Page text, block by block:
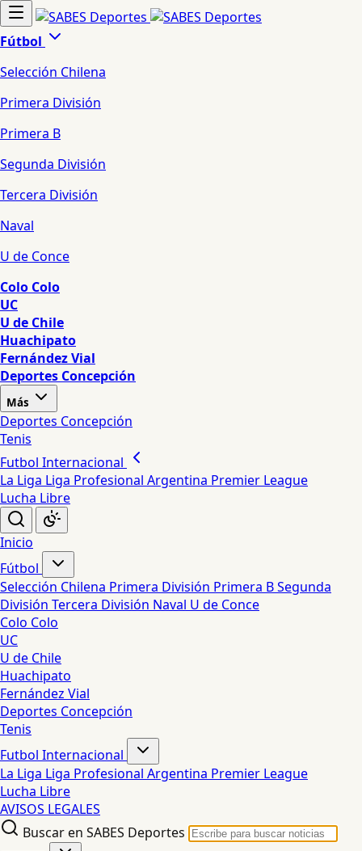
Fútbol
Selección Chilena
Primera División
Primera B
Segunda División
Tercera División
Naval
U de Conce
Colo Colo
UC
U de Chile
Huachipato
Fernández Vial
Deportes Concepción
Más
Deportes Concepción
Tenis
Futbol Internacional
La Liga Liga Profesional Argentina Premier League
Lucha Libre
Inicio
Fútbol
Selección Chilena Primera División Primera BSegunda
División Tercera División Naval U de Conce
Colo Colo
UC
U de Chile
Huachipato
Fernández Vial
Deportes Concepción
Tenis
Futbol Internacional
La Liga Liga Profesional Argentina Premier League
Lucha Libre
AVISOS LEGALES
Buscar en SABES Deportes